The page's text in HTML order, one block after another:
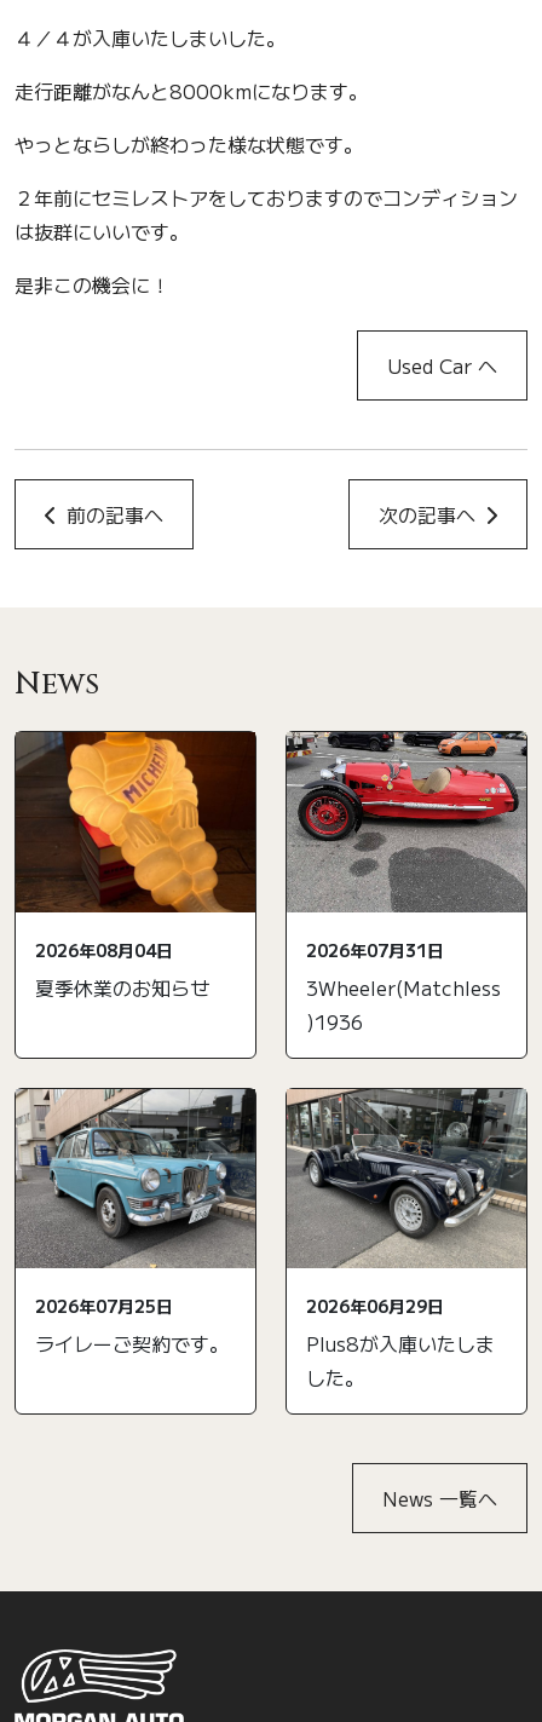
４／４が入庫いたしまいした。
走行距離がなんと8000kmになります。
やっとならしが終わった様な状態です。
２年前にセミレストアをしておりますのでコンディション
は抜群にいいです。
是非この機会に！
Used Car へ
前の記事へ 次の記事へ
News
2026年08月04日
夏季休業のお知らせ
2026年07月31日
3Wheeler(Matchless
)1936
2026年07月25日
ライレーご契約です。
2026年06月29日
Plus8が入庫いたしま
した。
News 一覧へ